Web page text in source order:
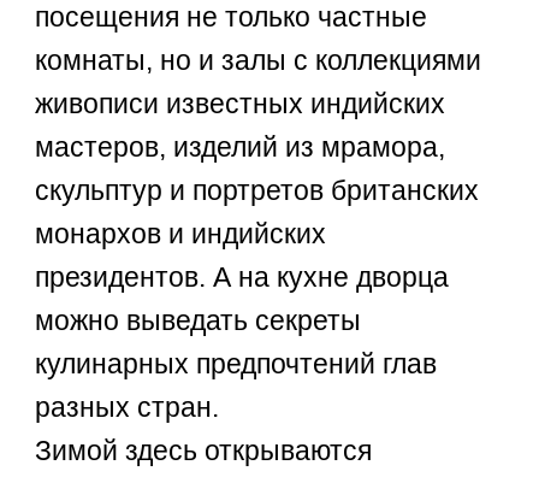
посещения не только частные
комнаты, но и залы с коллекциями
живописи известных индийских
мастеров, изделий из мрамора,
скульптур и портретов британских
монархов и индийских
президентов. А на кухне дворца
можно выведать секреты
кулинарных предпочтений глав
разных стран.
Зимой здесь открываются